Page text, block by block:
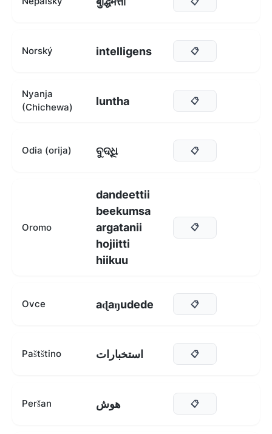
Norský intelligens 📋
Nyanja
(Chichewa)
luntha 📋
Odia (orija) ବୁଦ୍ଧି 📋
Oromo
dandeettii
beekumsa
argatanii
hojiitti
hiikuu
📋
Ovce aɖaŋudede 📋
Paštštino استخبارات 📋
Peršan هوش 📋